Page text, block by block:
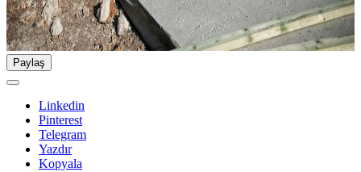
Paylaş
Linkedin
Pinterest
Telegram
Yazdır
Kopyala